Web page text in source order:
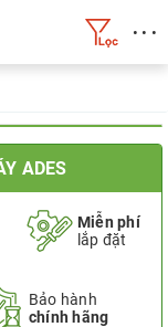
• • •
ADES
Miễn phí
lắp đặt
Bảo hành
chính hãng